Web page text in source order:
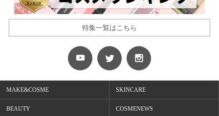
特集一覧はこちら
MAKE&COSME SKINCARE
BEAUTY COSMENEWS